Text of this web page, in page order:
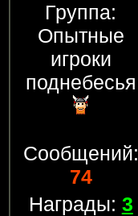
Группа:
Опытные
игроки
поднебесья
Сообщений:
74
Награды: 3